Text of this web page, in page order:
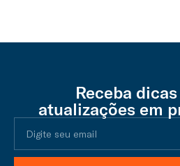
Receba
atualizações em